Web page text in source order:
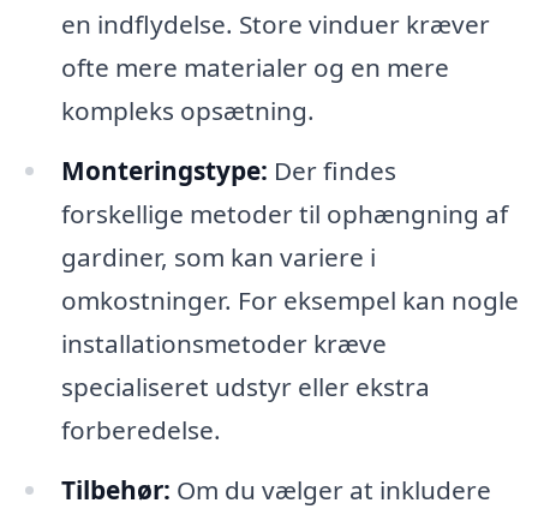
en indflydelse. Store vinduer kræver
ofte mere materialer og en mere
kompleks opsætning.
Monteringstype: Der findes
forskellige metoder til ophængning af
gardiner, som kan variere i
omkostninger. For eksempel kan nogle
installationsmetoder kræve
specialiseret udstyr eller ekstra
forberedelse.
Tilbehør: Om du vælger at inkludere